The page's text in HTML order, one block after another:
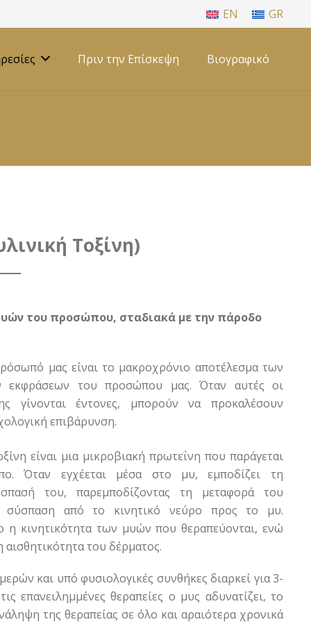
EN GR
Πριν την Επίσκεψη Βιογραφικό
Τοξίνη)
του προσώπου, σταδιακά με την πάροδο
μας είναι το μακροχρόνιο αποτέλεσμα των
εκφράσεων του προσώπου μας. Όταν αυτές οι
γίνονται έντονες, μπορούν να προκαλέσουν
επιβάρυνση.
είναι μια μικροβιακή πρωτεΐνη που παράγεται
Όταν εγχέεται μέσα στο μυ, εμποδίζει τη
του, παρεμποδίζοντας τη μεταφορά του
σύσπαση από το κινητικό νεύρο προς το μυ.
η κινητικότητα των μυών που θεραπεύονται, ενώ
αισθητικότητα του δέρματος.
και υπό φυσιολογικές συνθήκες διαρκεί για 3-
επανειλημμένες θεραπείες ο μυς αδυνατίζει, το
της θεραπείας σε όλο και αραιότερα χρονικά